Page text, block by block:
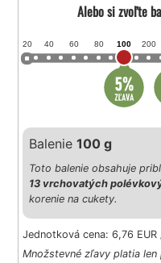
Alebo si zvoľte
20 40 60 80 100 200
Balenie100 g
Toto balenie obsahuje
13 vrchovatých
korenie na cukety.
Jednotková cena: 6,76 EUR
Množstevné zľavy platia